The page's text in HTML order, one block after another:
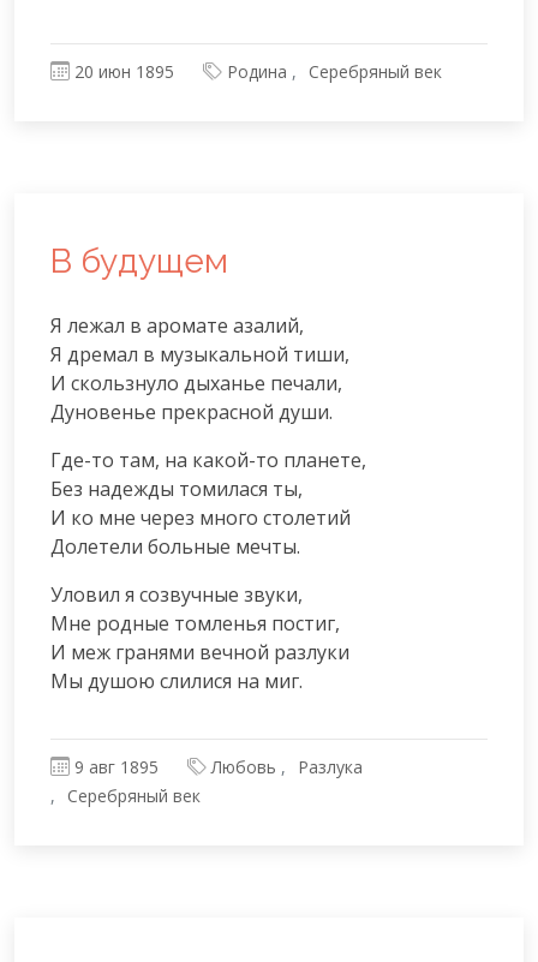
20 июн 1895 Родина Серебряный век
В будущем
Я лежал в аромате азалий,
Я дремал в музыкальной тиши,
И скользнуло дыханье печали,
Дуновенье прекрасной души.
Где-то там, на какой-то планете,
Без надежды томилася ты,
И ко мне через много столетий
Долетели больные мечты.
Уловил я созвучные звуки,
Мне родные томленья постиг,
И меж гранями вечной разлуки
Мы душою слилися на миг.
9 авг 1895 Любовь
Разлука
Серебряный век